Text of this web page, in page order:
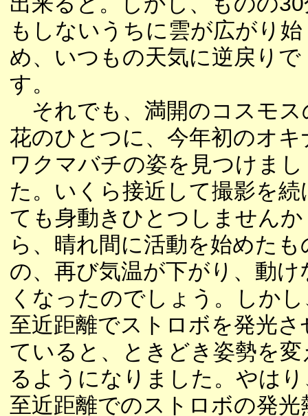
もしないうちに雲が広がり始
め、いつもの天気に逆戻りで
す。
それでも、満開のコスモス
花のひとつに、今年初のオキ
ワクマバチの姿を見つけまし
た。いくら接近して撮影を続
ても身動きひとつしませんか
ら、晴れ間に活動を始めたも
の、再び気温が下がり、動け
くなったのでしょう。しか
至近距離でストロボを発光さ
ていると、ときどき姿勢を変
るようになりました。やは
至近距離でのストロボの発光